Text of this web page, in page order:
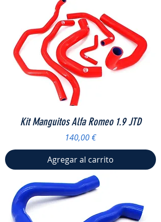
Kit Manguitos Alfa Romeo 1.9 JTD
Precio
140,00 €
Agregar al carrito